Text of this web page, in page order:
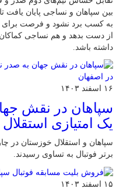
بین سپاهان و نساجی پایان یافت
به کسب برد نشود و فرصت برای
از دست بدهد و هم نساجی
داشته باشد.
۱۶ اسفند ۱۴۰۳
سپاهان در نقش
یک امتیازی
سپاهان و استقلال خوزستان در
برتر فوتبال به تساوی رسیدند.
۱۵ اسفند ۱۴۰۳